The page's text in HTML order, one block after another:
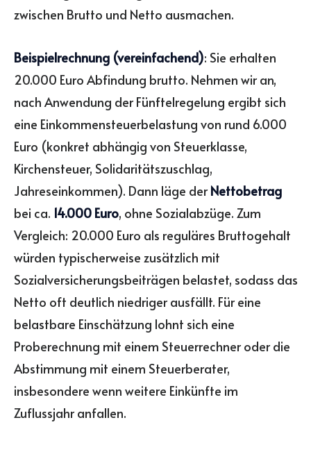
zwischen Brutto und Netto ausmachen.
Beispielrechnung (vereinfachend): Sie erhalten
20.000 Euro Abfindung brutto. Nehmen wir an,
nach Anwendung der Fünftelregelung ergibt sich
eine Einkommensteuerbelastung von rund 6.000
Euro (konkret abhängig von Steuerklasse,
Kirchensteuer, Solidaritätszuschlag,
Jahreseinkommen). Dann läge derNettobetrag
bei ca. 14.000 Euro, ohne Sozialabzüge. Zum
Vergleich: 20.000 Euro als reguläres Bruttogehalt
würden typischerweise zusätzlich mit
Sozialversicherungsbeiträgen belastet, sodass das
Netto oft deutlich niedriger ausfällt. Für eine
belastbare Einschätzung lohnt sich eine
Proberechnung mit einem Steuerrechner oder die
Abstimmung mit einem Steuerberater,
insbesondere wenn weitere Einkünfte im
Zuflussjahr anfallen.